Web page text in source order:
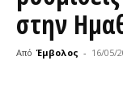
στην
Από Έμβολος - 16/05/